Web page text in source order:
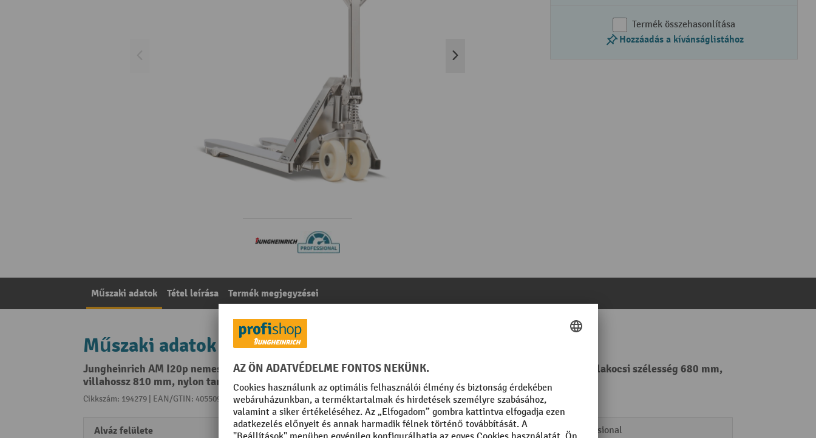
Termék összehasonlítása
Hozzáadás a kívánságlistához
Műszaki adatok Tétel leírása Termék megjegyzései
Műszaki adatok
Jungheinrich AM I20p nemesacél kézi emelőkocsi, professzionális kivitel, teherbírás 2000 kg, különleges villakocsi szélesség 680 mm,
villahossz 810 mm, nylon tandem görgőkkel
Cikkszám: 194279 | EAN/GTIN: 4055091187037A kategóriából:Rozsdamentes acél kézi emelőkocsi
Alváz felülete elektropolírozott Szegmens Professional